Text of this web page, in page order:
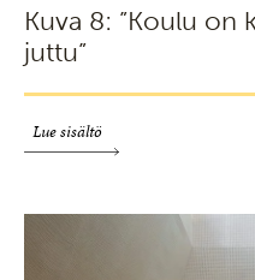
Kuva 8: ”Koulu on
juttu”
Lue sisältö